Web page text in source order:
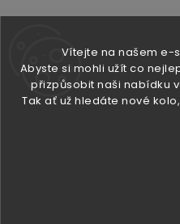
Vítejte na našem e-
Abyste si mohli užít co
přizpůsobit naši nabídku
Tak ať už hledáte nové